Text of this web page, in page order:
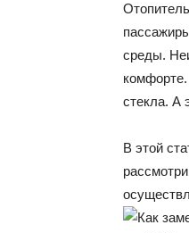
среды.
стекла. А
В этой